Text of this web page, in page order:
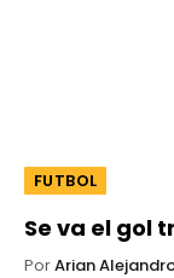
FUTBOL
Se va el gol
PorArian